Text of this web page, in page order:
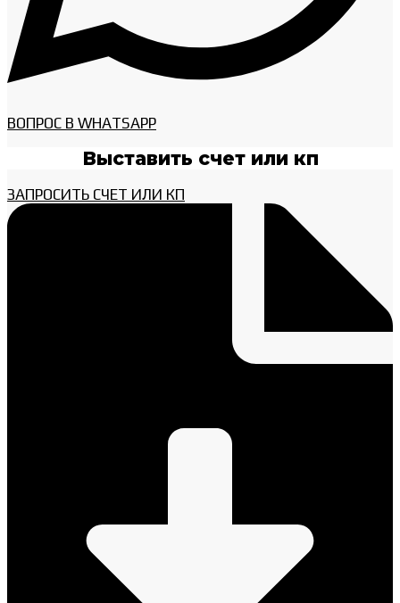
ВОПРОС В WHATSAPP
Выставить счет или кп
ЗАПРОСИТЬ СЧЕТ ИЛИ КП